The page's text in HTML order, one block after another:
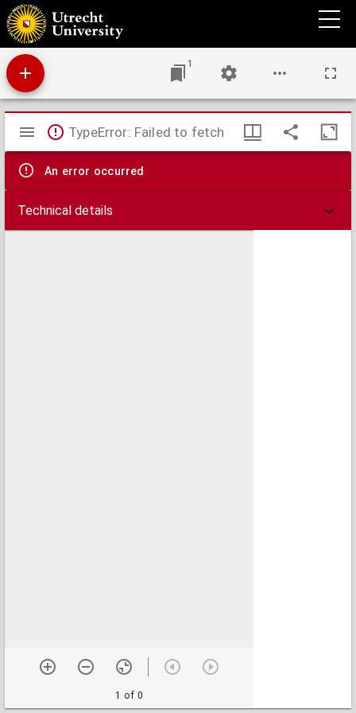
Abdiae Praetorij Gotschalci De necessitate nouae obedientiae et bonorum operum. :
Explicatio summaria continens perpetuam eius sententiam & doctrinam, scripta
adolescenti cuidam petenti consilium eius.
1
Mirador
viewer
TypeError: Failed to fetch
An error occurred
Technical details
1 of 0